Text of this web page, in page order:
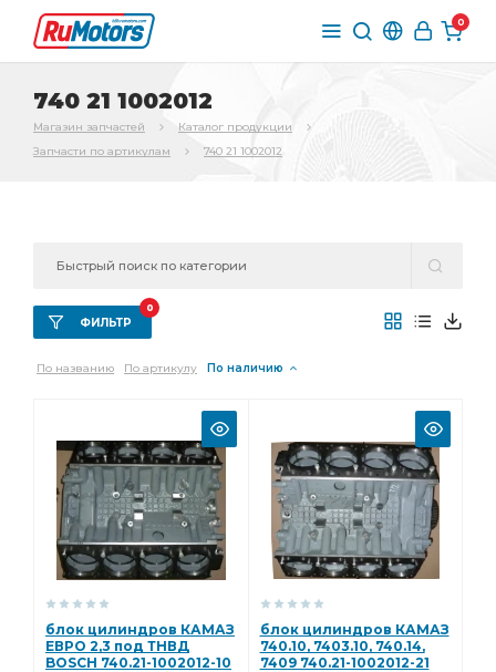
0
740 21 1002012
Магазин запчастей
Каталог продукции
Запчасти по артикулам
740 21 1002012
ФИЛЬТР
0
По названию По артикулу По наличию
блок цилиндров КАМАЗ
ЕВРО 2,3 под ТНВД
BOSСH 740.21-1002012-10
блок цилиндров КАМАЗ
740.10, 7403.10, 740.14,
7409 740.21-1002012-21